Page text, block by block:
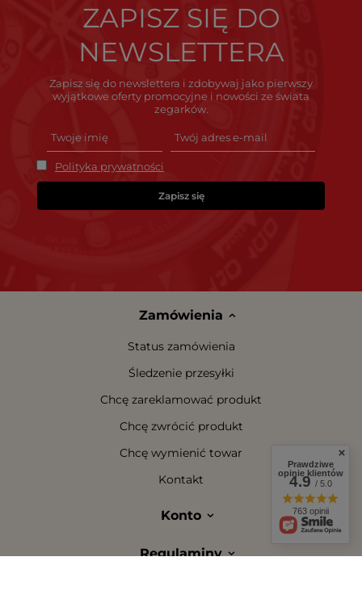
ZAPISZ SIĘ DO
NEWSLETTERA
Zapisz się do newslettera i zdobywaj jako pierwszy
wyjątkowe oferty promocyjne i nowości ze świata
zegarków.
Polityka prywatności
Zapisz się
Zamówienia
Status zamówienia
Śledzenie przesyłki
Chcę zareklamować produkt
Chcę zwrócić produkt
Chcę wymienić towar
Kontakt
Konto
Regulaminy
Prawdziwe
opinie klientów
4.9/ 5.0
763 opinii